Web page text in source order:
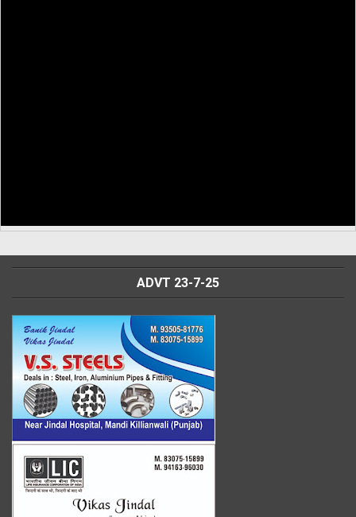
ADVT 23-7-25